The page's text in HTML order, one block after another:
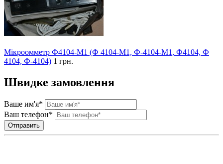
Мікроомметр Ф4104-М1 (Ф 4104-М1, Ф-4104-М1, Ф4104, Ф
4104, Ф-4104) 1 грн.
Швидке замовлення
Ваше им'я*
Ваш телефон*